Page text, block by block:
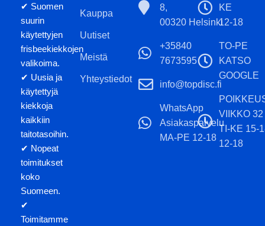
✔ Suomen
suurin
käytettyjen
frisbeekiekkojen
valikoima.
✔ Uusia ja
käytettyjä
kiekkoja
kaikkiin
taitotasoihin.
✔ Nopeat
toimitukset
koko
Suomeen.
✔
Toimitamme
Kauppa
Uutiset
Meistä
Yhteystiedot
8,
00320 Helsinki
+35840
7673595
info@topdisc.fi
WhatsApp
Asiakaspalvelu
MA-PE 12-18
KE
12-18
TO-PE
KATSO
GOOGLE
VIIKKO 32
TI-KE 15-
12-18